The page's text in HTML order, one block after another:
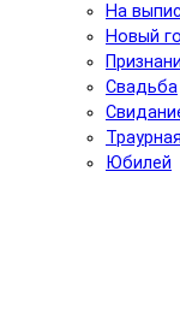
На
Новый
Свадьба
Юбилей